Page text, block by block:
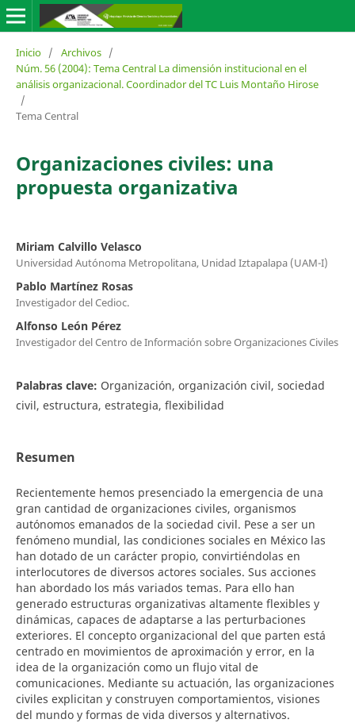
Inicio / Archivos /
Núm. 56 (2004): Tema Central La dimensión institucional en el
análisis organizacional. Coordinador del TC Luis Montaño Hirose
/
Tema Central
Organizaciones civiles: una
propuesta organizativa
Miriam Calvillo Velasco
Universidad Autónoma Metropolitana, Unidad Iztapalapa (UAM-I)
Pablo Martínez Rosas
Investigador del Cedioc.
Alfonso León Pérez
Investigador del Centro de Información sobre Organizaciones Civiles
Palabras clave: Organización, organización civil, sociedad
civil, estructura, estrategia, flexibilidad
Resumen
Recientemente hemos presenciado la emergencia de una
gran cantidad de organizaciones civiles, organismos
autónomos emanados de la sociedad civil. Pese a ser un
fenómeno mundial, las condiciones sociales en México las
han dotado de un carácter propio, convirtiéndolas en
interlocutores de diversos actores sociales. Sus acciones
han abordado los más variados temas. Para ello han
generado estructuras organizativas altamente flexibles y
dinámicas, capaces de adaptarse a las perturbaciones
exteriores. El concepto organizacional del que parten está
centrado en movimientos de aproximación y error, en la
idea de la organización como un flujo vital de
comunicaciones. Mediante su actuación, las organizaciones
civiles explicitan y construyen comportamientos, visiones
del mundo y formas de vida diversos y alternativos.